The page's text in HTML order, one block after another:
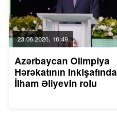
23.06.2026, 16:49
Azərbaycan Olimpiya
Hərəkatının inkişafında
İlham Əliyevin rolu